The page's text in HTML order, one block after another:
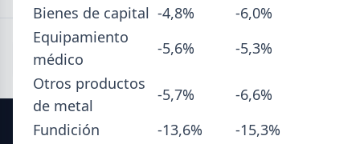
Bienes de capital -4,8%
-6,0%
Equipamiento
médico
-5,6%
-5,3%
Otros productos
de metal
-5,7%
-6,6%
Fundición
-13,6%
-15,3%